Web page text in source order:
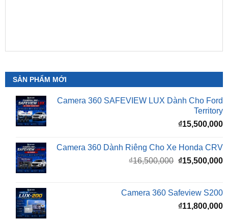
SẢN PHẨM MỚI
Camera 360 SAFEVIEW LUX Dành Cho Ford
₫15,500,000
Camera 360 Dành Riêng Cho Xe Honda CRV
gốc
₫16,500,000.
Camera 360 Safeview S200
Camera 360 Safeview S300